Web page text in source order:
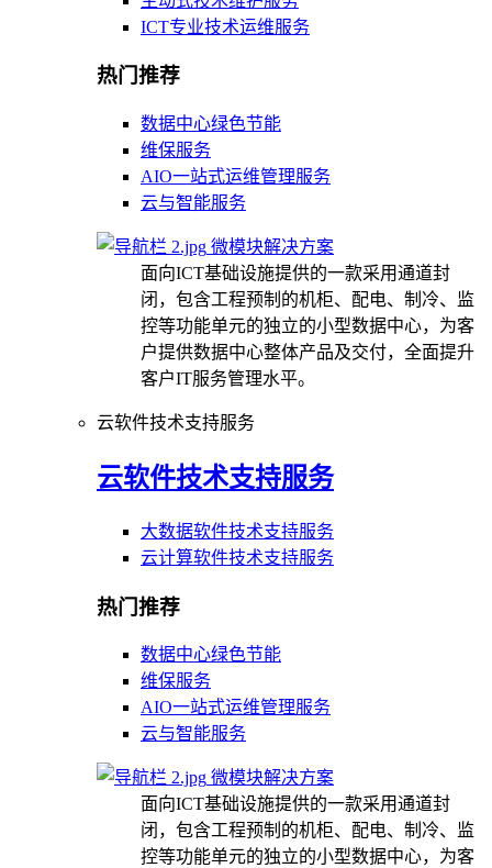
ICT专业技术运维服务
热门推荐
数据中心绿色节能
维保服务
AIO一站式运维管理服务
云与智能服务
微模块解决方案
面向ICT基础设施提供的一款采用通道封
闭，包含工程预制的机柜、配电、制冷、监
控等功能单元的独立的小型数据中心，为客
户提供数据中心整体产品及交付，全面提升
客户IT服务管理水平。
云软件技术支持服务
云软件技术支持服务
大数据软件技术支持服务
云计算软件技术支持服务
热门推荐
数据中心绿色节能
维保服务
AIO一站式运维管理服务
云与智能服务
微模块解决方案
面向ICT基础设施提供的一款采用通道封
闭，包含工程预制的机柜、配电、制冷、监
控等功能单元的独立的小型数据中心，为客